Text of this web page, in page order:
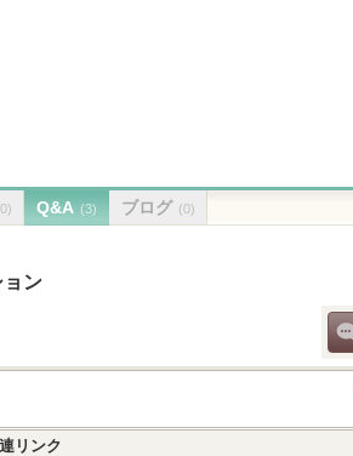
Q&A (3) ブログ (0)
ン
リンク